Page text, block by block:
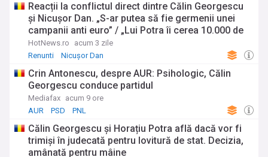
Reacții la conflictul direct dintre Călin Georgescu
şi Nicuşor Dan. „S-ar putea să fie germenii unei
campanii anti euro” / „Lui Potra îi cerea 10.000 de
dolari, nu de lei”
HotNews.ro
acum 3 zile
Renunti
Nicușor Dan
Crin Antonescu, despre AUR: Psihologic, Călin
Georgescu conduce partidul
Mediafax acum 9 ore
AUR
PSD PNL
Călin Georgescu și Horațiu Potra află dacă vor fi
trimiși în judecată pentru lovitură de stat. Decizia,
amânată pentru mâine